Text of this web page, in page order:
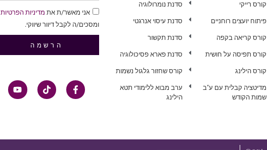
קורס רייקי
פיתוח יועצים רוחניים
קורס קריאה בקפה
קורס תפיסה על חושית
קורס הילינג
מדיטציה קבלית עם ע"ב
שמות הקודש
סדנת נומרולוגיה
סדנת עיסוי אנרגטי
סדנת תקשור
סדנת פארא פסיכולוגיה
קורס שחזור גלגול נשמות
ערב מבוא ללימודי תטא
הילינג
אני מאשר/ת את מדיניות הפרטיות
ומסכים/ה לקבל דיוור שיווקי.
הרשמה